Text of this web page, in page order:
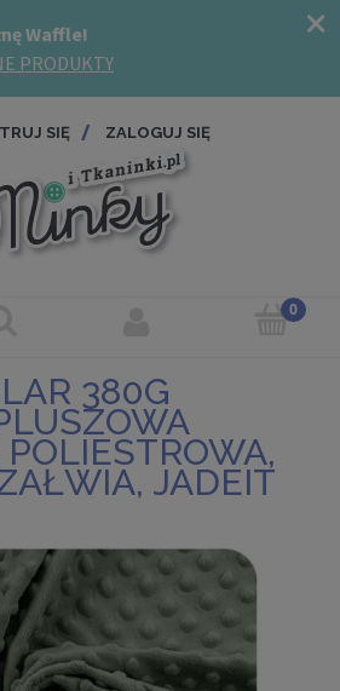
SIĘ ZALOGUJ SIĘ
380G
JADEIT